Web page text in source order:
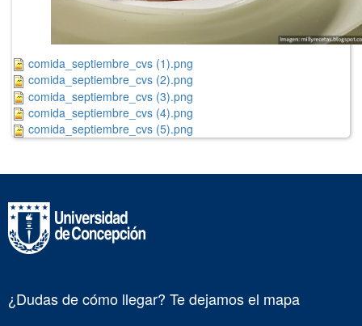
comida_septiembre_cvs (1).png
comida_septiembre_cvs (2).png
comida_septiembre_cvs (3).png
comida_septiembre_cvs (4).png
comida_septiembre_cvs (5).png
¿Dudas de cómo llegar? Te dejamos el mapa